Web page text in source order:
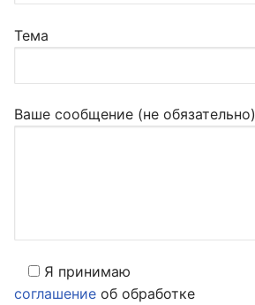
Тема
Ваше сообщение (не обязательно)
Я принимаю
соглашение об обработке